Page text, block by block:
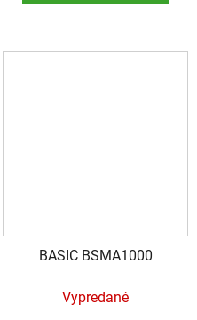
BASIC BSMA1000
Vypredané